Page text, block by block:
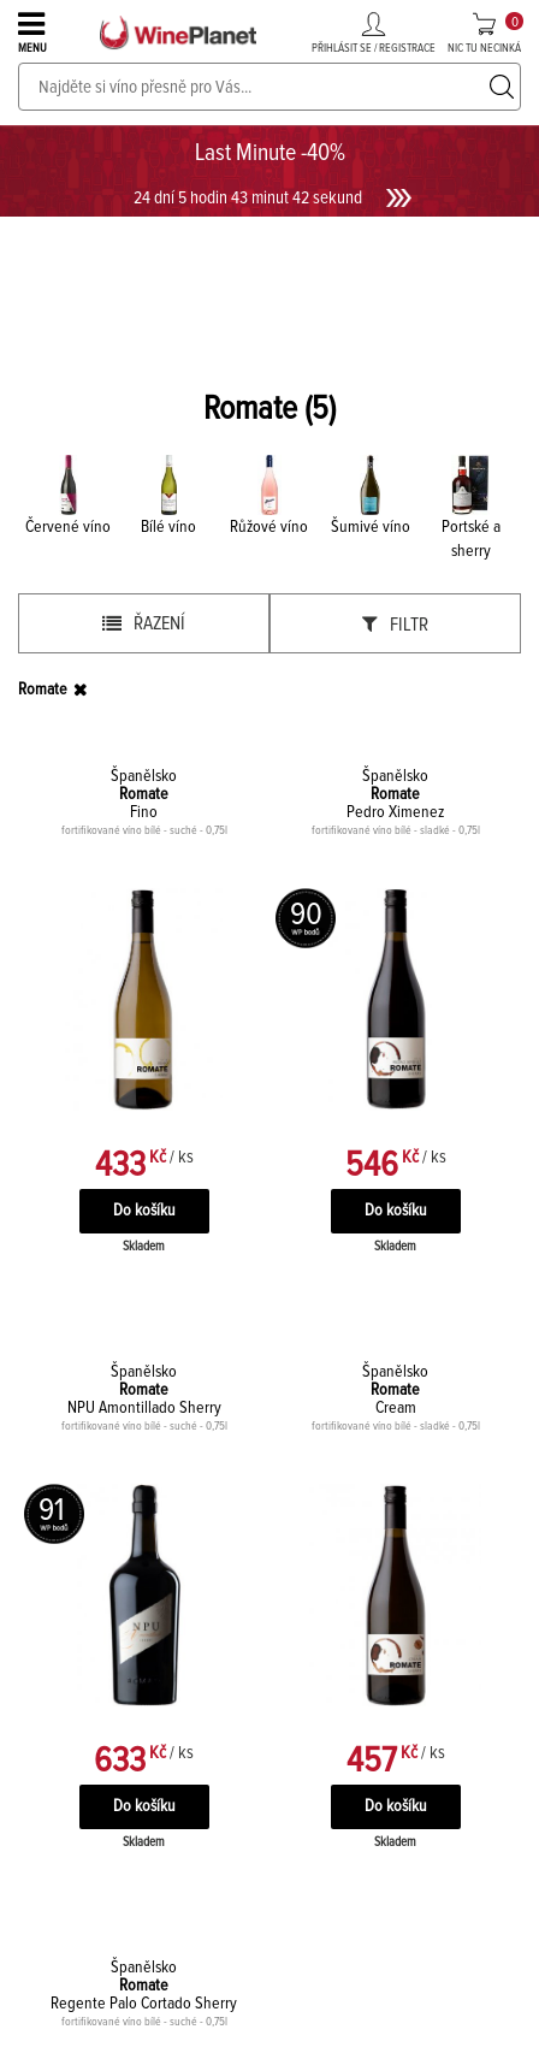
Last Minute -40%
24 dní 5 hodin 43 minut 42 sekund
MENU PŘIHLÁSIT SE / REGISTRACE NIC TU NECINKÁ
0
PROSECCO v akci až do -30%!UKÁZAT PROSECCO
Romate(5)
Červené víno Bílé víno Růžové víno Šumivé víno
Portské a
sherry
ŘAZENÍ FILTR
Romate
Španělsko
Romate
Fino
fortifikované víno bílé - suché - 0,75l
433Kč / ks
Skladem
Španělsko
Romate
Pedro Ximenez
fortifikované víno bílé - sladké - 0,75l
90
546 Kč / ks
Skladem
Španělsko
Romate
NPU Amontillado Sherry
fortifikované víno bílé - suché - 0,75l
91
633 Kč / ks
Skladem
Španělsko
Romate
Cream
fortifikované víno bílé - sladké - 0,75l
457Kč / ks
Skladem
Španělsko
Romate
Regente Palo Cortado Sherry
fortifikované víno bílé - suché - 0,75l